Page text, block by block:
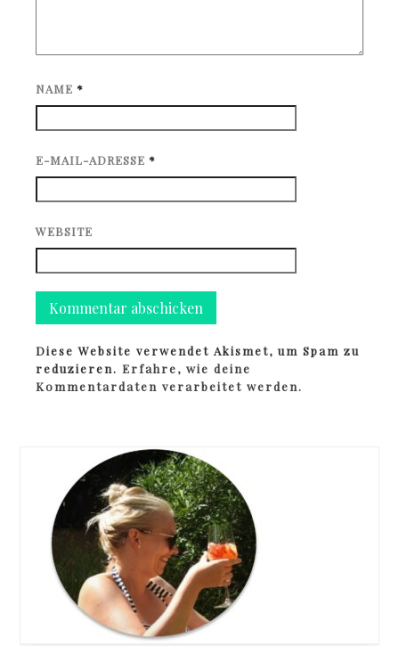
NAME *
E-MAIL-ADRESSE *
WEBSITE
Diese Website verwendet Akismet, um Spam zu
reduzieren.Erfahre, wie deine
Kommentardaten verarbeitet werden.